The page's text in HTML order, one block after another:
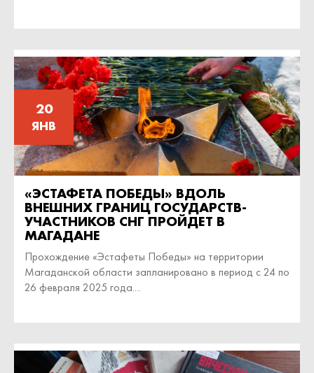
20
ЯНВ
«ЭСТАФЕТА ПОБЕДЫ» ВДОЛЬ
ВНЕШНИХ ГРАНИЦ ГОСУДАРСТВ-
УЧАСТНИКОВ СНГ ПРОЙДЕТ В
МАГАДАНЕ
Прохождение «Эстафеты Победы» на территории
Магаданской области запланировано в период с 24 по
26 февраля 2025 года....